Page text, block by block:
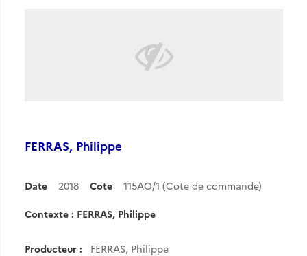
FERRAS, Philippe
Date 2018 Cote 115AO/1 (Cote de commande)
Contexte : FERRAS, Philippe
Producteur : FERRAS, Philippe